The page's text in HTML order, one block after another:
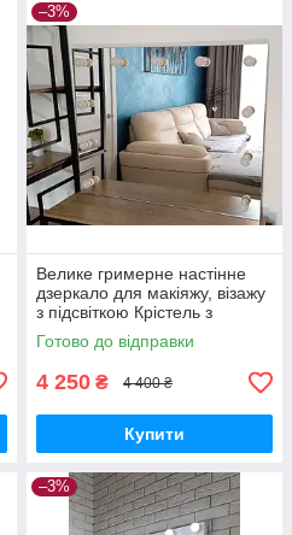
–3%
Велике гримерне настінне
дзеркало для макіяжу, візажу
з підсвіткою Крістель з
лампами 100х80 см,
безрамне
Готово до відправки
4 250 ₴ 4 400 ₴
Купити
–3%